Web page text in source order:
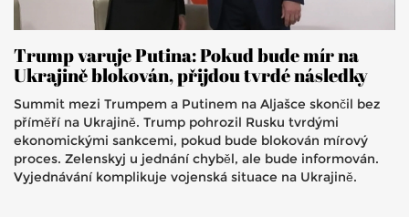
Trump varuje Putina: Pokud bude mír na
Ukrajině blokován, přijdou tvrdé následky
Summit mezi Trumpem a Putinem na Aljašce skončil bez
příměří na Ukrajině. Trump pohrozil Rusku tvrdými
ekonomickými sankcemi, pokud bude blokován mírový
proces. Zelenskyj u jednání chyběl, ale bude informován.
Vyjednávání komplikuje vojenská situace na Ukrajině.